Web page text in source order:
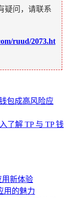
疑问，请联系
ruud/2073.ht
包成高风险应
了解 TP 与 TP 钱
用新体验
用的魅力